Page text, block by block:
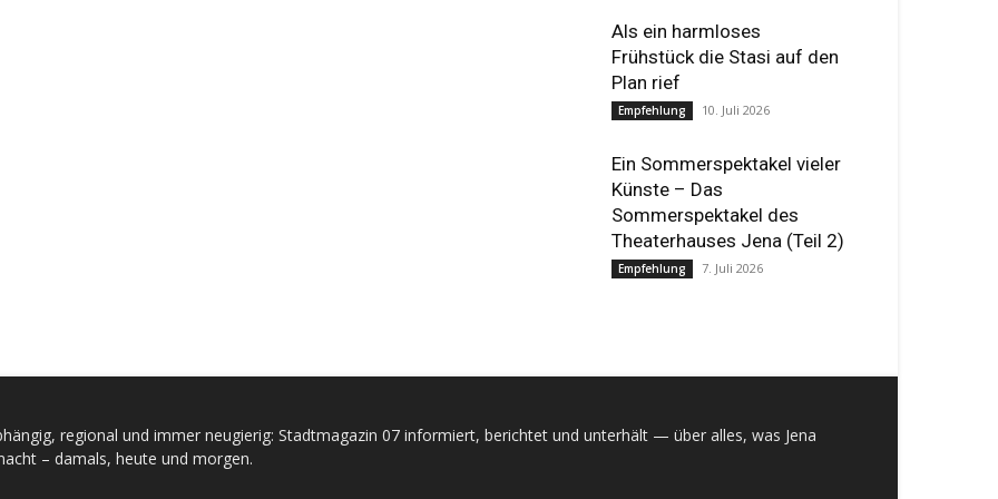
Als ein harmloses
Frühstück die Stasi auf den
Plan rief
Empfehlung 10. Juli 2026
Ein Sommerspektakel vieler
Künste – Das
Sommerspektakel des
Theaterhauses Jena (Teil 2)
Empfehlung 7. Juli 2026
regional und immer neugierig: Stadtmagazin 07 informiert, berichtet und unterhält — über alles, was Jena
– damals, heute und morgen.